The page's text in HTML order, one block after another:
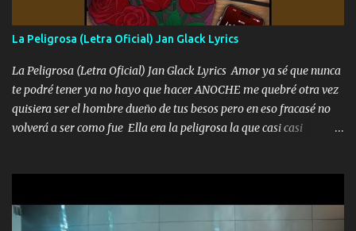
fallado para mi compadre mandó un fuerte abrazo también al
Especial sabe que lo apreciamos En los mejores antros me verán
tomando con mujeres hermosas y botellas destapando siempre
bien cuidado bien atrabancado y a los que me conocen ya saben de
lo que hablo Entre lob...
La Peligrosa (Letra Oficial) Jan Glack Lyrics
La Peligrosa (Letra Oficial) Jan Glack Lyrics Amor ya sé que nunca
te podré tener ya no hayo que hacer ANOCHE me quebré otra vez
quisiera ser el hombre dueño de tus besos pero en eso fracasé no
volverá a ser como fue Ella era la peligrosa la que casi casi
Música Amar me duele estoy rodeado de mujeres pero solo
quieren billetes y yo que solo ocupo verte Recuerdo echábamos